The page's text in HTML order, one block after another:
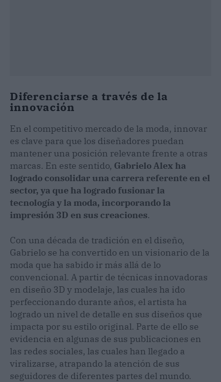
Diferenciarse a través de la
innovación
En el competitivo mercado de la moda, innovar
es clave para que los diseñadores puedan
mantener una posición relevante frente a otras
marcas. En este sentido, Gabrielo Alex ha
logrado consolidar una carrera referente en el
sector, ya que ha logrado fusionar la
tecnología y la moda, incorporando la
impresión 3D en sus creaciones.
Con una década de tradición en el diseño,
Gabrielo se ha convertido en un visionario de la
moda que ha sabido ir más allá de lo
convencional. A partir de técnicas innovadoras
en diseño 3D y modelaje, las cuales ha ido
perfeccionando durante años, el artista ha
logrado un nivel de detalle en sus diseños que
impacta por su estilo original. Parte de ello se
evidencia en algunas de sus publicaciones en
las redes sociales, las cuales han llegado a
viralizarse, atrapando la atención de sus
seguidores de diferentes partes del mundo.